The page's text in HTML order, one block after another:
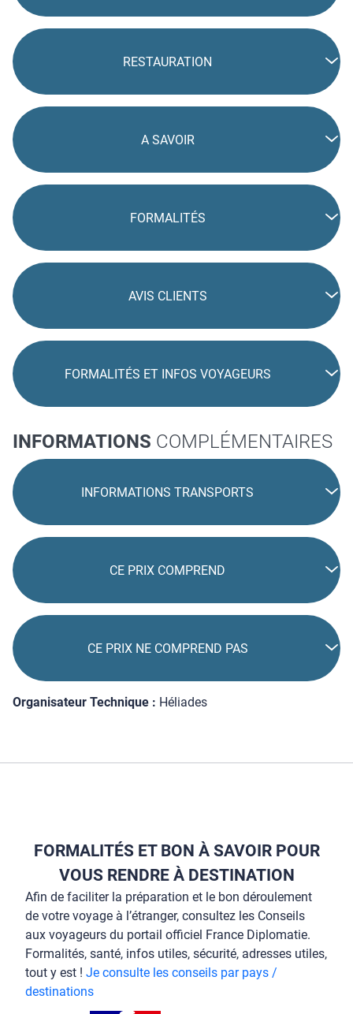
RESTAURATION
A SAVOIR
FORMALITÉS
AVIS CLIENTS
FORMALITÉS ET INFOS VOYAGEURS
INFORMATIONS COMPLÉMENTAIRES
INFORMATIONS TRANSPORTS
CE PRIX COMPREND
CE PRIX NE COMPREND PAS
Organisateur Technique : Héliades
FORMALITÉS ET BON À SAVOIR POUR
VOUS RENDRE À DESTINATION
Afin de faciliter la préparation et le bon déroulement
de votre voyage à l’étranger, consultez les Conseils
aux voyageurs du portail officiel France Diplomatie.
Formalités, santé, infos utiles, sécurité, adresses utiles,
tout y est ! Je consulte les conseils par pays /
destinations